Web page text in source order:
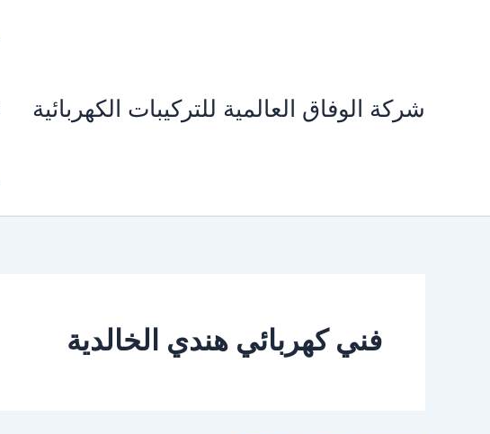
شركة الوفاق العالمية للتركيبات الكهربائية
فني كهربائي هندي الخالدية